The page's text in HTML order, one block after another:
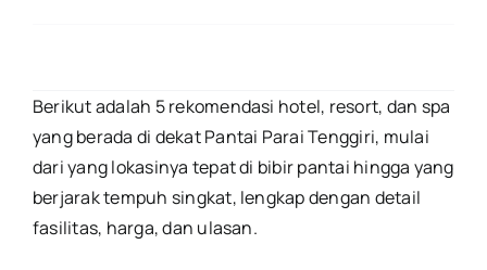
Harga
&
Review
Berikut adalah 5 rekomendasi hotel, resort, dan spa
yang berada di dekat Pantai Parai Tenggiri, mulai
dari yang lokasinya tepat di bibir pantai hingga yang
berjarak tempuh singkat, lengkap dengan detail
fasilitas, harga, dan ulasan.